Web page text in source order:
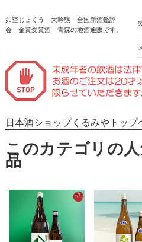
如空じょくう 大吟醸 全国新酒鑑評
会 金賞受賞酒 青森の地酒通販です。
日本酒ショップくるみやトップ